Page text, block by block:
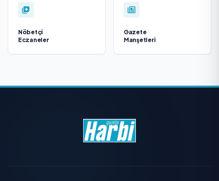
Nöbetçi
Eczaneler
Gazete
Manşetleri